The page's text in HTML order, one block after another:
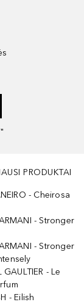
PRODUKTAI
- Cheirosa
- Stronger
- Stronger
GAULTIER - Le
- Eilish